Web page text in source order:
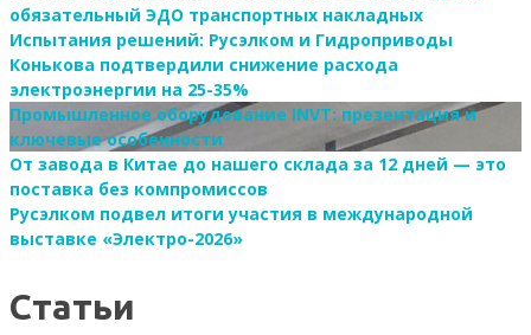
обязательный ЭДО транспортных накладных
Испытания решений: Русэлком и Гидроприводы
Конькова подтвердили снижение расхода
электроэнергии на 25-35%
Промышленное оборудование INVT: презентация и
ключевые особенности
От завода в Китае до нашего склада за 12 дней — это
поставка без компромиссов
Русэлком подвел итоги участия в международной
выставке «Электро-2026»
Статьи